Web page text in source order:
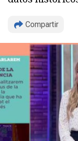
Compartir
Copiar